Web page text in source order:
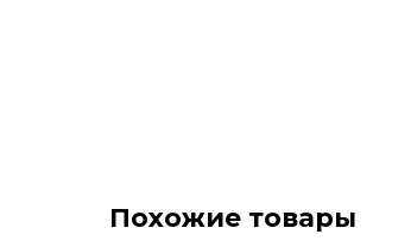
Похожие товары